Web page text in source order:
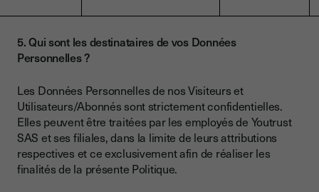
5. Qui sont les destinataires de vos Données
Personnelles ?
Les Données Personnelles de nos Visiteurs et
Utilisateurs/Abonnés sont strictement confidentielles.
Elles peuvent être traitées par les employés de Youtrust
SAS et ses filiales, dans la limite de leurs attributions
respectives et ce exclusivement afin de réaliser les
finalités de la présente Politique.